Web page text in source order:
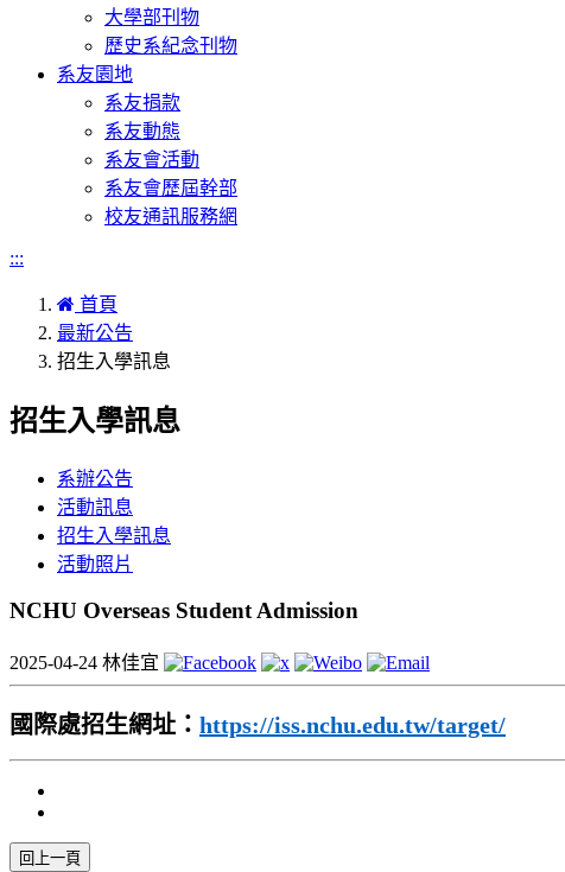
大學部刊物
歷史系紀念刊物
系友園地
系友捐款
系友動態
系友會活動
系友會歷屆幹部
校友通訊服務網
:::
首頁
最新公告
招生入學訊息
招生入學訊息
系辦公告
活動訊息
招生入學訊息
活動照片
NCHU Overseas Student Admission
2025-04-24 林佳宜
國際處招生網址： https://iss.nchu.edu.tw/target/